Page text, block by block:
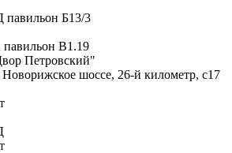
Б13/3
В1.19
Петровский"
шоссе, 26-й километр, с17